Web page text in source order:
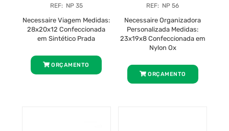
REF: NP 35
Necessaire Viagem Medidas:
28x20x12 Confeccionada
em Sintético Prada
ORÇAMENTO
REF: NP 56
Necessaire Organizadora
Personalizada Medidas:
23x19x8 Confeccionada em
Nylon Ox
ORÇAMENTO